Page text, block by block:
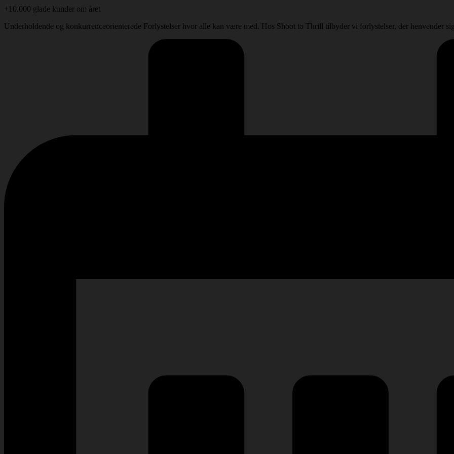
+10.000 glade kunder om året
Underholdende og konkurrenceorienterede Forlystelser hvor alle kan være med. Hos Shoot to Thrill tilbyder vi forlystelser, der henvender